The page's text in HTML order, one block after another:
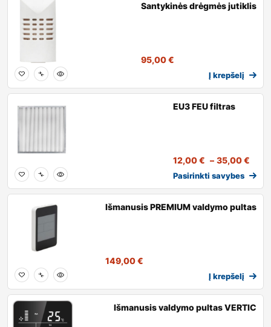
Santykinės drėgmės jutiklis
95,00€
Į krepšelį
EU3 FEU filtras
12,00€ – 35,00€
Pasirinkti savybes
Išmanusis PREMIUM valdymo pultas
149,00€
Į krepšelį
Išmanusis valdymo pultas VERTIC